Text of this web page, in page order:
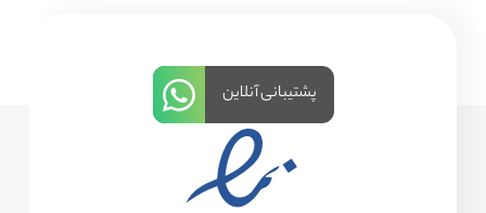
پشتیبانی آنلاین